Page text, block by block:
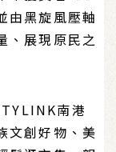
由黑旋風壓軸
、展現原民之
南港
文創好物、美